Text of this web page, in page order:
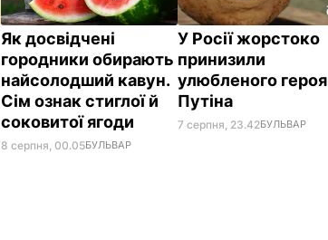
Як досвідчені
городники обирають
найсолодший кавун.
Сім ознак стиглої й
соковитої ягоди
8 серпня, 00.05БУЛЬВАР
У Росії жорстоко
принизили
улюбленого героя
Путіна
7 серпня, 23.42БУЛЬВАР